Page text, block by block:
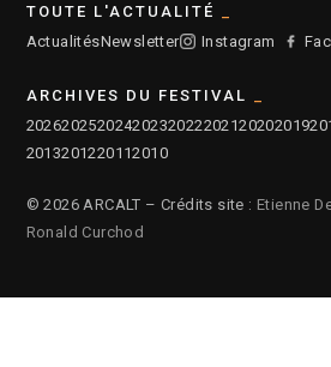
TOUTE L'ACTUALITÉ
ActualitésNewsletter Instagram
ARCHIVES DU FESTIVAL
20262025202420232022202120202019
2013201220112010
© 2026 ARCALT – Crédits site : Etienne
Ronald Curchod